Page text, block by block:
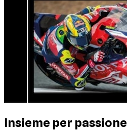
Insieme per passione